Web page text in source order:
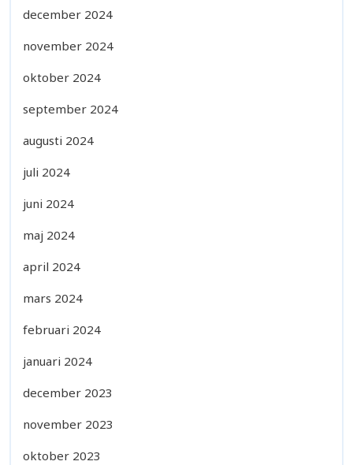
december 2024
november 2024
oktober 2024
september 2024
augusti 2024
juli 2024
juni 2024
maj 2024
april 2024
mars 2024
februari 2024
januari 2024
december 2023
november 2023
oktober 2023